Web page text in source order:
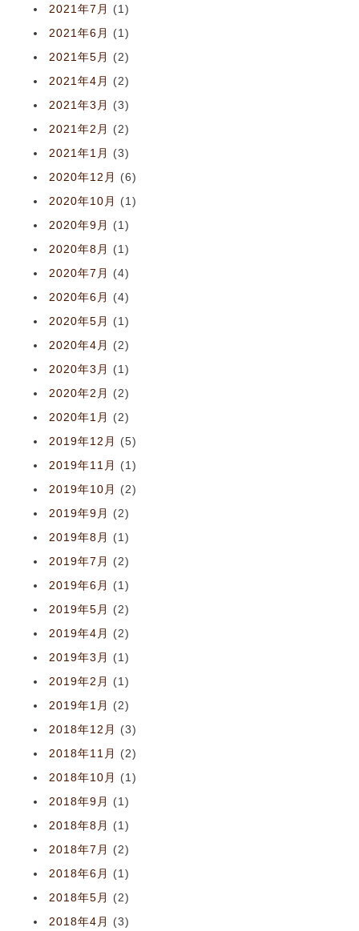
2021年7月
(1)
2021年6月
(1)
2021年5月
(2)
2021年4月
(2)
2021年3月
(3)
2021年2月
(2)
2021年1月
(3)
2020年12月
(6)
2020年10月
(1)
2020年9月
(1)
2020年8月
(1)
2020年7月
(4)
2020年6月
(4)
2020年5月
(1)
2020年4月
(2)
2020年3月
(1)
2020年2月
(2)
2020年1月
(2)
2019年12月
(5)
2019年11月
(1)
2019年10月
(2)
2019年9月
(2)
2019年8月
(1)
2019年7月
(2)
2019年6月
(1)
2019年5月
(2)
2019年4月
(2)
2019年3月
(1)
2019年2月
(1)
2019年1月
(2)
2018年12月
(3)
2018年11月
(2)
2018年10月
(1)
2018年9月
(1)
2018年8月
(1)
2018年7月
(2)
2018年6月
(1)
2018年5月
(2)
2018年4月
(3)